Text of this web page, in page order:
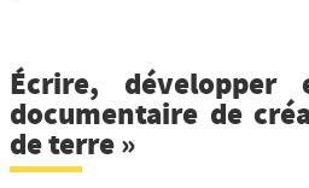
Écrire,
documentaire de
de terre »